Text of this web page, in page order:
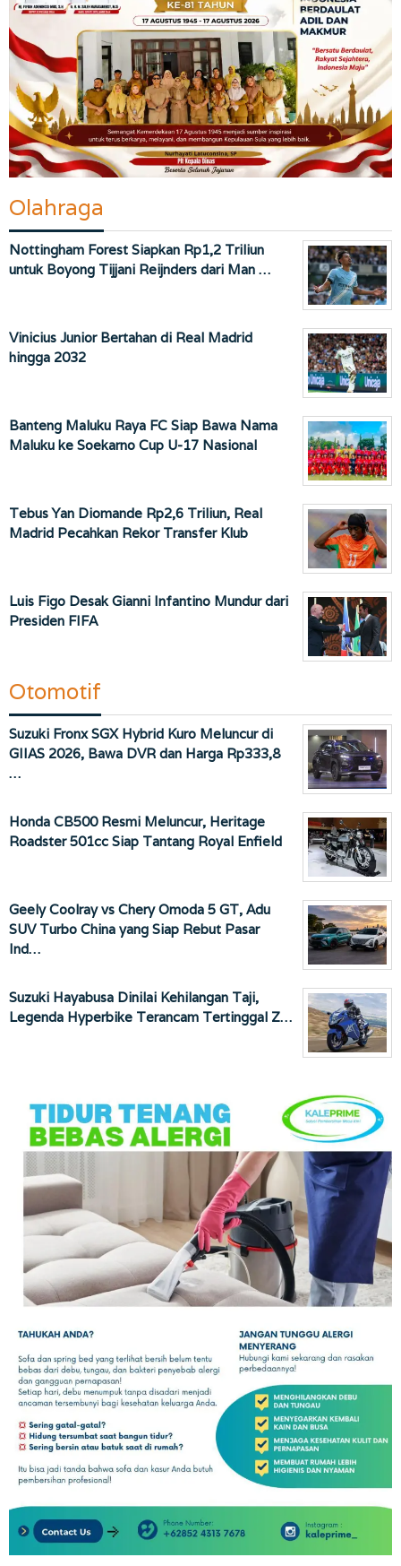
Olahraga
Nottingham Forest Siapkan Rp1,2 Triliun
untuk Boyong Tijjani Reijnders dari Man …
Vinicius Junior Bertahan di Real Madrid
hingga 2032
Banteng Maluku Raya FC Siap Bawa Nama
Maluku ke Soekarno Cup U-17 Nasional
Tebus Yan Diomande Rp2,6 Triliun, Real
Madrid Pecahkan Rekor Transfer Klub
Luis Figo Desak Gianni Infantino Mundur dari
Presiden FIFA
Otomotif
Suzuki Fronx SGX Hybrid Kuro Meluncur di
GIIAS 2026, Bawa DVR dan Harga Rp333,8
…
Honda CB500 Resmi Meluncur, Heritage
Roadster 501cc Siap Tantang Royal Enfield
Geely Coolray vs Chery Omoda 5 GT, Adu
SUV Turbo China yang Siap Rebut Pasar
Ind…
Suzuki Hayabusa Dinilai Kehilangan Taji,
Legenda Hyperbike Terancam Tertinggal Z…